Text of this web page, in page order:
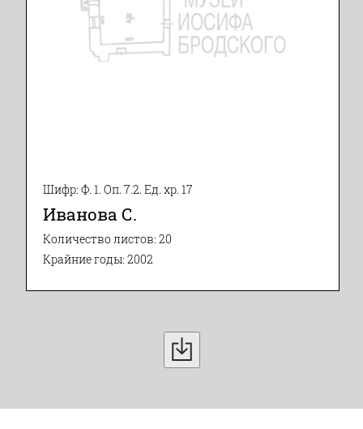
Шифр: Ф. 1. Оп. 7.2. Ед. хр. 17
Иванова С.
Количество листов: 20
Крайние годы: 2002